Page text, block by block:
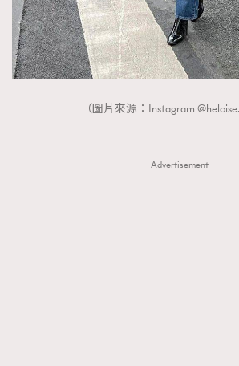
（圖片來源：Instagram
Advertisement